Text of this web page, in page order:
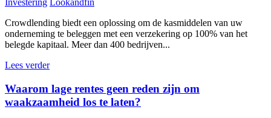
Investering Lookandfin
Crowdlending biedt een oplossing om de kasmiddelen van uw
onderneming te beleggen met een verzekering op 100% van het
belegde kapitaal. Meer dan 400 bedrijven...
Lees verder
Waarom lage rentes geen reden zijn om
waakzaamheid los te laten?